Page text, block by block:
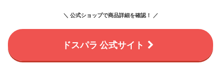
＼ 公式ショップで商品詳細を確認！ ／
ドスパラ 公式サイト